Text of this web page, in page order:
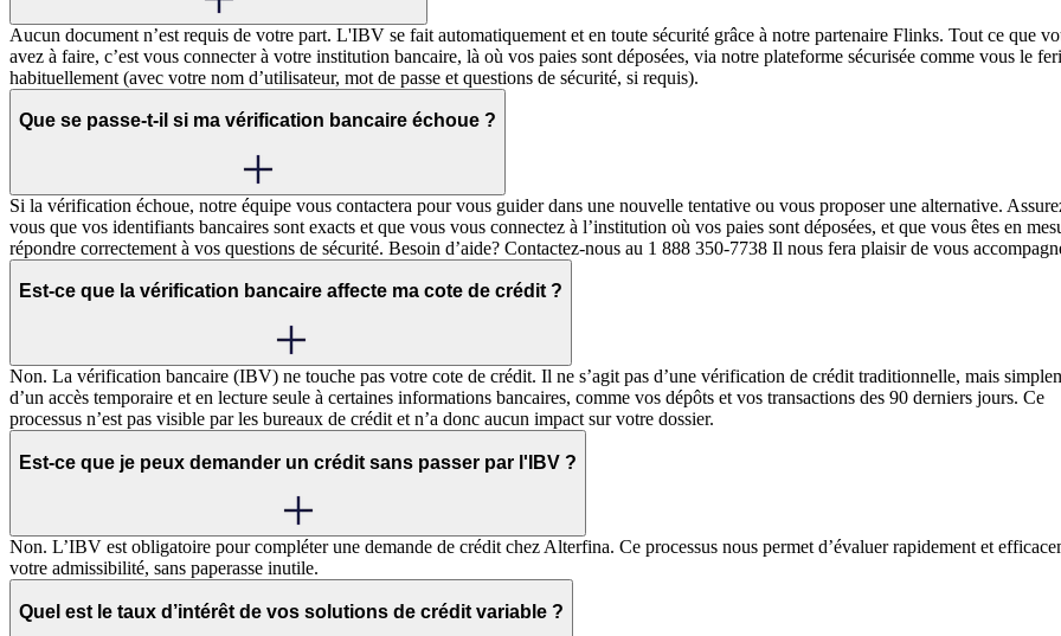
Aucun document n’est requis de votre part. L'IBV se fait automatiquement et en toute sécurité grâce à notre partenaire Flinks. Tout ce que
avez à faire, c’est vous connecter à votre institution bancaire, là où vos paies sont déposées, via notre plateforme sécurisée comme vous le
habituellement (avec votre nom d’utilisateur, mot de passe et questions de sécurité, si requis).
Que se passe-t-il si ma vérification bancaire échoue ?
Si la vérification échoue, notre équipe vous contactera pour vous guider dans une nouvelle tentative ou vous proposer une alternative.
vous que vos identifiants bancaires sont exacts et que vous vous connectez à l’institution où vos paies sont déposées, et que vous êtes en
répondre correctement à vos questions de sécurité. Besoin d’aide? Contactez-nous au 1 888 350-7738 Il nous fera plaisir de vous
Est-ce que la vérification bancaire affecte ma cote de crédit ?
Non. La vérification bancaire (IBV) ne touche pas votre cote de crédit. Il ne s’agit pas d’une vérification de crédit traditionnelle, mais
d’un accès temporaire et en lecture seule à certaines informations bancaires, comme vos dépôts et vos transactions des 90 derniers jours. Ce
processus n’est pas visible par les bureaux de crédit et n’a donc aucun impact sur votre dossier.
Est-ce que je peux demander un crédit sans passer par l'IBV ?
Non. L’IBV est obligatoire pour compléter une demande de crédit chez Alterfina. Ce processus nous permet d’évaluer rapidement et
votre admissibilité, sans paperasse inutile.
Quel est le taux d’intérêt de vos solutions de crédit variable ?